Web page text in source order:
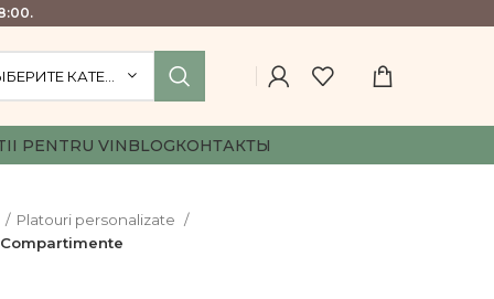
PENTRU VINBLOGКОНТАКТЫ
Platouri personalizate